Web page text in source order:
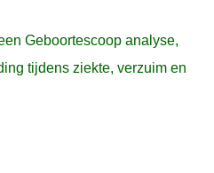
Geboortescoop analyse,
tijdens ziekte, verzuim en